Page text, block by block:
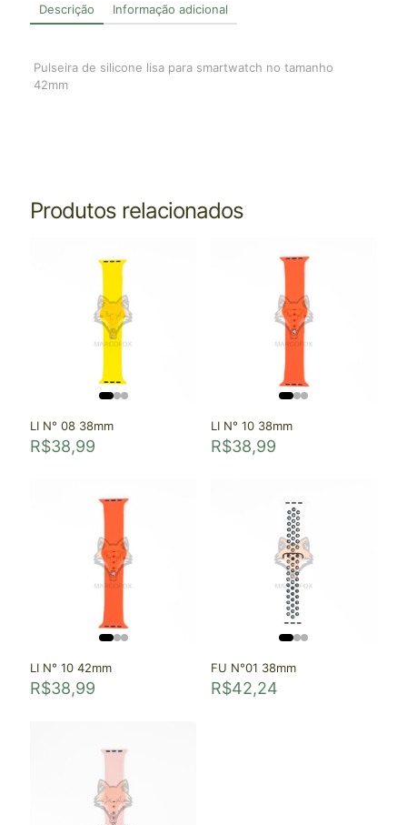
Descrição Informação adicional
Pulseira de silicone lisa para smartwatch no tamanho
42mm
Produtos relacionados
LI N° 08 38mm
R$38,99
LI N° 10 38mm
R$38,99
LI N° 10 42mm
R$38,99
FU N°01 38mm
R$42,24